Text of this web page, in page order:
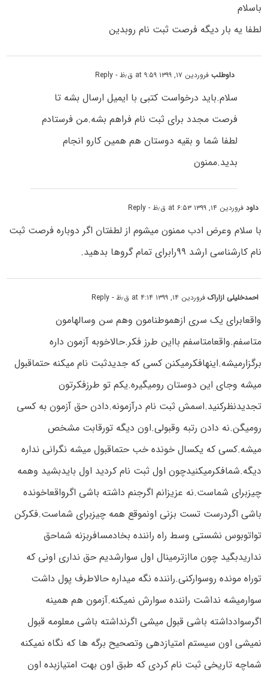
باسلام
لطفا یه بار دیگه فرصت ثبت نام روبدین
داوطلبفروردین ۱۷, ۱۳۹۹ at ۹:۵۹ ق٫ظ - Reply
سلام.باید درخواست کتبی با ایمیل ارسال بشه تا
فرصت مجدد برای ثبت نام فراهم بشه.من فرستادم
لطفا شما و بقیه دوستان هم همین کارو انجام
بدید.ممنون
داودفروردین ۱۴, ۱۳۹۹ at ۶:۵۳ ق٫ظ - Reply
با سلام وعرض ادب ممنون میشوم از لطفتان اگر دوباره فرصت ثبت
نام کارشناسی ارشد ۹۹رابرای تمام گروها بدهید.
احمدخلیلی ازاراکفروردین ۱۴, ۱۳۹۹ at ۴:۱۴ ق٫ظ - Reply
واقعابرای یک سری ازهموطنامون وهم سن وسالهامون
متاسفم.واقعامتاسفم بااین طرز فکر.حالاخوبه آزمون داره
برگزارمیشه.اینهافکرمیکنن کسی که جدیدثبت نام میکنه حتماقبول
میشه وجای این دوستان رومیگیره.یکم تو طرزفکرتون
تجدیدنظرکنید.اسمش ثبت نام درآزمونه.دادن حق آزمون به کسی
رومیگن.نه دادن رتبه وقبولی.اون دیگه تورقابت مشخص
میشه.کسی که یکسال خونده خب حتماقبول میشه نگرانی نداره
دیگه.شمافکرمیکنیدچون اول ثبت نام کردید اول بایدبشید وهمه
چیزبرای شماست.نه عزیزانم اگرجنم داشته باشی اگرواقعاخونده
باشی اگردرست تست بزنی اونموقع همه چیزبرای شماست.فکرکن
تواتوبوس نشستی وسط راه راننده بخادمسافربزنه شماحق
نداریدبگید چون ماازترمینال اول سوارشدیم حق نداری اونی که
توراه مونده روسوارکنی.راننده نگه میداره حالاطرف پول داشت
سوارمیشه نداشت راننده سوارش نمیکنه.آزمون هم همینه
اگرسوادداشته باشی قبول میشی اگرنداشته باشی معلومه قبول
نمیشی اون سیستم امتیازدهی وتصحیح برگه ها که نگاه نمیکنه
شماچه تاریخی ثبت نام کردی که طبق اون بهت امتیازبده اون